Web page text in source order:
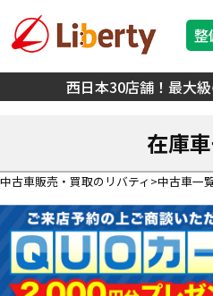
西日本30店舗！最大
整
在庫
中古車販売・買取のリバティ 中古車一